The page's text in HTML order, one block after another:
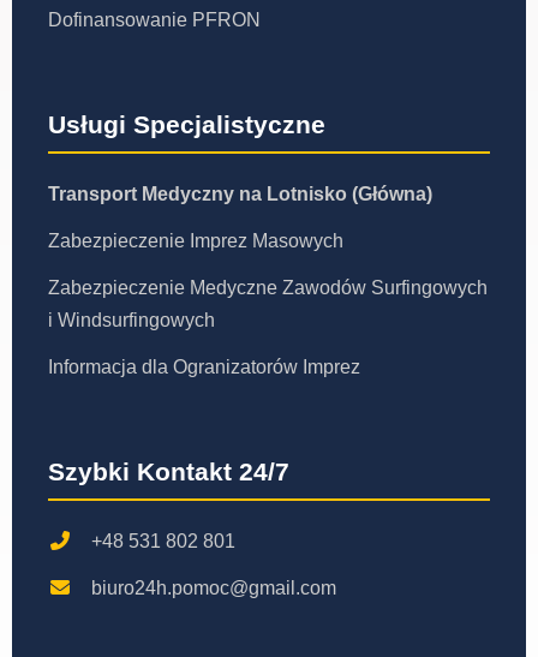
Dofinansowanie PFRON
Usługi Specjalistyczne
Transport Medyczny na Lotnisko (Główna)
Zabezpieczenie Imprez Masowych
Zabezpieczenie Medyczne Zawodów Surfingowych
i Windsurfingowych
Informacja dla Ogranizatorów Imprez
Szybki Kontakt 24/7
+48 531 802 801
biuro24h.pomoc@gmail.com